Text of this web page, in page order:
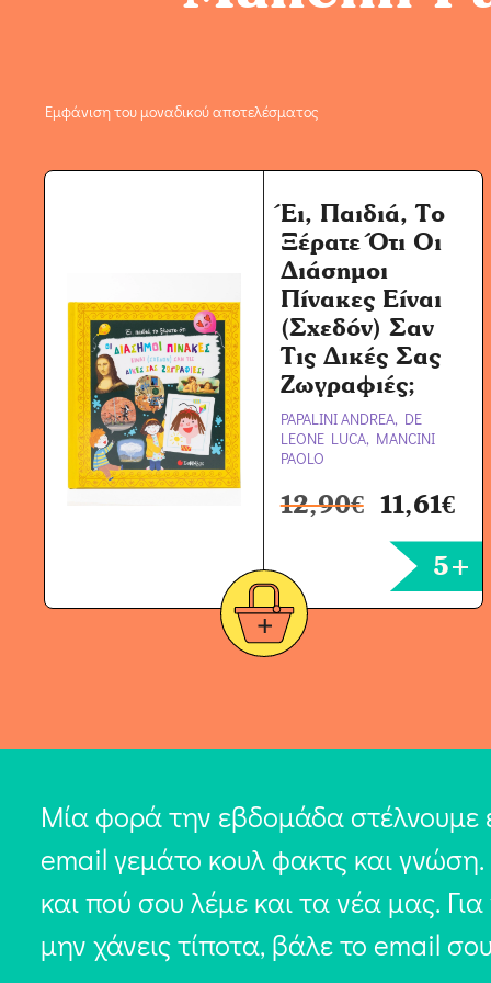
Εμφάνιση του μοναδικού αποτελέσματος
Έι, Παιδιά, Το
Ξέρατε Ότι Οι
Διάσημοι
Πίνακες Είναι
(Σχεδόν) Σαν
Τις Δικές Σας
Ζωγραφιές;
PAPALINI ANDREA, DE
LEONE LUCA, MANCINI
PAOLO
12,90€ 11,61€
5+
Μία φορά την εβδομάδα στέλνουμε
email γεμάτο κουλ φακτς και
και πού σου λέμε και τα νέα μας.
μην χάνεις τίποτα, βάλε το email